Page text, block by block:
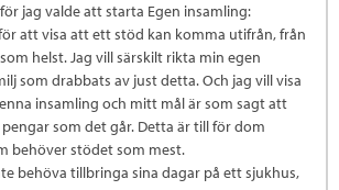
jag valde att starta Egen insamling:
att visa att ett stöd kan komma utifrån, från
helst. Jag vill särskilt rikta min egen
som drabbats av just detta. Och jag vill visa
insamling och mitt mål är som sagt att
som det går. Detta är till för dom
behöver stödet som mest.
behöva tillbringa sina dagar på ett sjukhus,